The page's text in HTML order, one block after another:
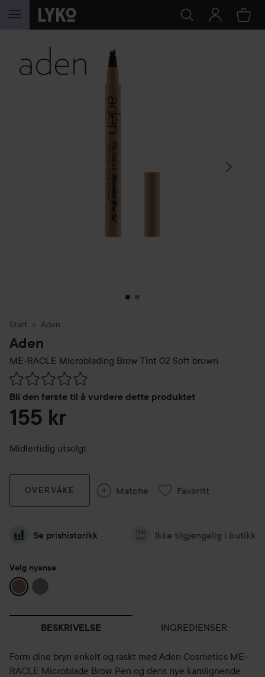
GÅ TIL INNHOLD
HOPP OVER SEKSJON
Start Aden
Aden
ME-RACLE Microblading Brow Tint 02 Soft brown
Bli den første til å vurdere dette produktet
Gå til Vurderinger & anmeldelser
155 kr
Midlertidig utsolgt
OVERVÅKE Matche Favoritt
Se prishistorikk Ikke tilgjengelig i butikk
Velg nyanse
BESKRIVELSE INGREDIENSER
Form dine bryn enkelt og raskt med Aden Cosmetics ME-
RACLE Microblade Brow Pen og dens nye kamlignende